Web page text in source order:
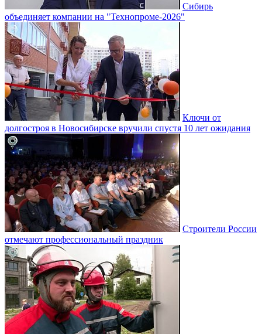
Сибирь
объединяет компании на "Технопроме-2026"
Ключи от
долгостроя в Новосибирске вручили спустя 10 лет ожидания
Строители России
отмечают профессиональный праздник